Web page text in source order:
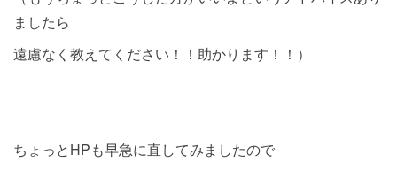
ましたら
遠慮なく教えてください！！助かります！！）
ちょっとHPも早急に直してみましたので